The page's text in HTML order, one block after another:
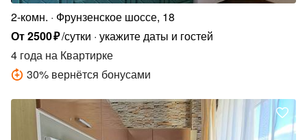
2-комн.
Фрунзенское шоссе, 18
От2500₽/сутки укажите даты и гостей
4 года на Квартирке
30% вернётся бонусами